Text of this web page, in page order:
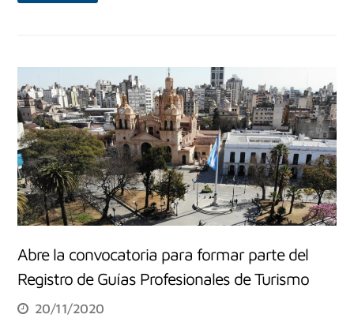
Abre la convocatoria para formar parte del
Registro de Guías Profesionales de Turismo
20/11/2020